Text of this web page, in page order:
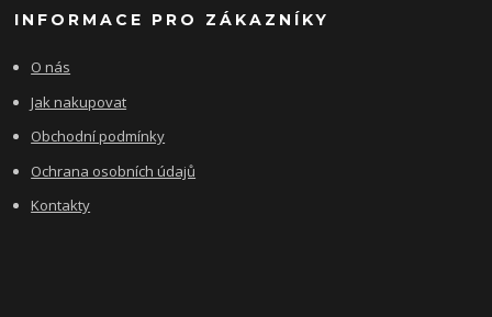
INFORMACE PRO ZÁKAZNÍKY
O nás
Jak nakupovat
Obchodní podmínky
Ochrana osobních údajů
Kontakty